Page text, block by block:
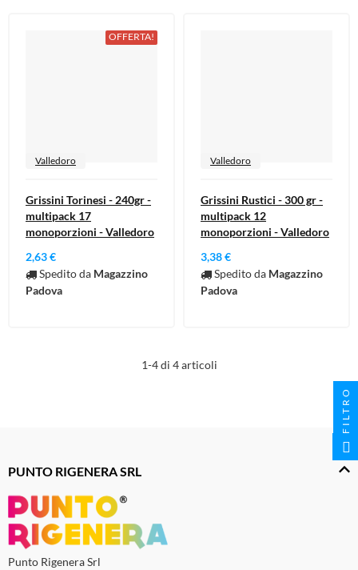
OFFERTA!
Valledoro
Grissini Torinesi - 240gr -
multipack 17
monoporzioni - Valledoro
2,63 €
Spedito da Magazzino
Padova
Valledoro
Grissini Rustici - 300 gr -
multipack 12
monoporzioni - Valledoro
3,38 €
Spedito da Magazzino
Padova
1-4 di 4 articoli
PUNTO RIGENERA SRL
Punto Rigenera Srl
FILTRO